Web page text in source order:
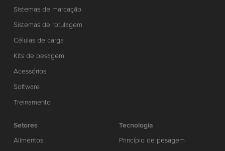
Sistemas de marcação
Sistemas de rotulagem
Células de carga
Kits de pesagem
Acessórios
Software
Treinamento
Setores
Alimentos
Tecnologia
Princípio de pesagem